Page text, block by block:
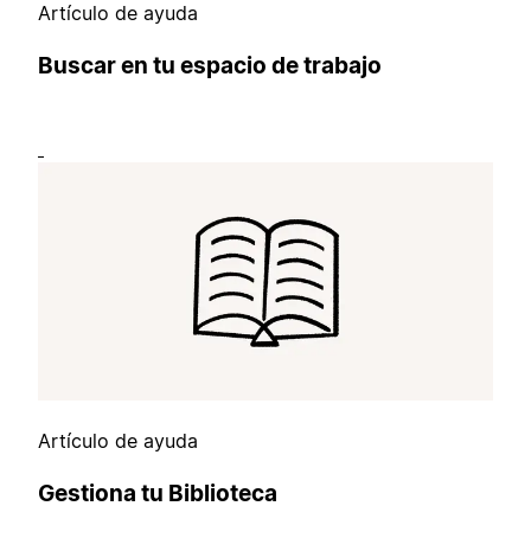
Artículo de ayuda
Buscar en tu espacio de trabajo
Artículo de ayuda
Gestiona tu Biblioteca